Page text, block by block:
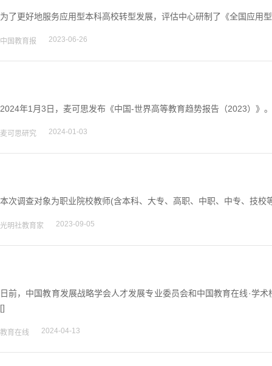
为了更好地服务应用型本科高校转型发展，评估中心研制了《全国应用
中国教育报 2023-06-26
2024年1月3日，麦可思发布《中国-世界高等教育趋势报告（2023）》
麦可思研究 2024-01-03
本次调查对象为职业院校教师(含本科、大专、高职、中职、中专、技校
光明社教育家 2023-09-05
日前，中国教育发展战略学会人才发展专业委员会和中国教育在线·学
[]
教育在线 2024-04-13